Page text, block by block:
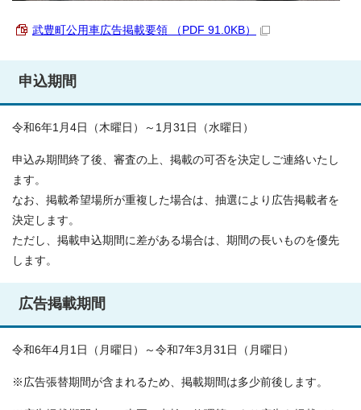
武豊町公用車広告掲載要領 （PDF 91.0KB）
申込期間
令和6年1月4日（木曜日）～1月31日（水曜日）
申込み期間終了後、審査の上、掲載の可否を決定しご連絡いたし
ます。
なお、掲載希望場所が重複した場合は、抽選により広告掲載者を
決定します。
ただし、掲載申込期間に差がある場合は、期間の長いものを優先
します。
広告掲載期間
令和6年4月1日（月曜日）～令和7年3月31日（月曜日）
※広告張替期間が含まれるため、掲載期間は多少前後します。